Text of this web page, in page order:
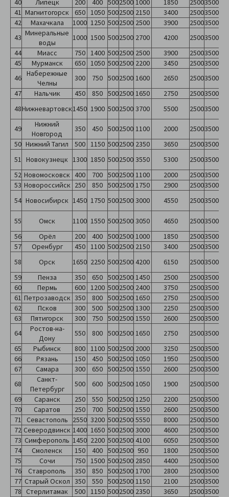
40
Липецк 200 400 5002500 1000 1850 25003500
41 Магнитогорск 650 1050 5002500 2150 3400 25003500
42
Махачкала 1000 1250 5002500 2500 3900 25003500
43 Минеральные
воды
1000 1500 5002500 2700 4200 25003500
44
Миасс 750 1400 5002500 2500 3900 25003500
45
Мурманск 650 1050 5002500 2200 3450 25003500
46 Набережные
Челны
300 750 5002500 1600 2650 25003500
47
Нальчик 450 850 5002500 1650 2750 25003500
48Нижневартовск1450 1900 5002500 3700 5500 25003500
49
Нижний
Новгород
350 450 5002500 1100 2000 25003500
50 Нижний Тагил 500 1150 5002500 2350 3650 25003500
51 Новокузнецк 1300 1850 5002500 3550 5300 25003500
52 Новомосковск 400 700 5002500 1100 2000 25003500
53 Новороссийск 250 850 5002500 1750 2900 25003500
54 Новосибирск 1450 1750 5002500 3000 4550 25003500
55 Омск 1100 1550 5002500 3050 4650 25003500
56
Орёл 200 400 5002500 1000 1850 25003500
57
Оренбург 450 1100 5002500 2150 3400 25003500
58
Орск 1650 2250 5002500 4200 6150 25003500
59
Пенза 350 650 5002500 1450 2500 25003500
60
Пермь 600 1200 5002500 2400 3750 25003500
61 Петрозаводск 350 800 5002500 1650 2750 25003500
62
Псков 300 500 5002500 1300 2250 25003500
63
Пятигорск 300 750 5002500 1550 2600 25003500
64
Ростов-на-
Дону
550 800 5002500 1650 2750 25003500
65
Рыбинск 800 1100 5002500 2000 3250 25003500
66
Рязань 150 450 5002500 1050 1950 25003500
67
Самара 300 650 5002500 1550 2600 25003500
68
Санкт-
Петербург
500 600 5002500 1050 1900 25003500
69
Саранск 250 550 5002500 1250 2200 25003500
70
Саратов 250 700 5002500 1550 2600 25003500
71
Севастополь 2550 3200 5002500 5550 8000 25003500
72 Северодвинск 1400 1650 5002500 3000 4600 25003500
73 Симферополь 1450 2200 5002500 4100 6050 25003500
74
Смоленск 150 400 5002500 950 1800 25003500
75
Сочи 750 1500 5002500 2850 4400 25003500
76
Ставрополь 350 850 5002500 1700 2800 25003500
77 Старый Оскол 350 550 5002500 1150 2100 25003500
78 Стерлитамак 500 1150 5002500 2350 3650 25003500